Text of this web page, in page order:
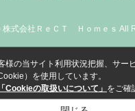
株式会社ＲｅＣＴ Ｈｏｍｅｓ All
様の当サイト利用状況把握、サー
）を使用しています。
「Cookieの取扱いについて」 をご確